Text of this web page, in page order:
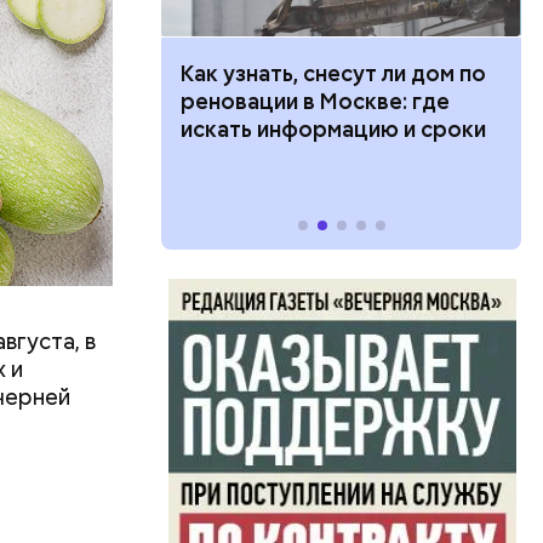
в
и
у
без
день, и
тысяч
при
кто может
нужны
Как узнать, снесут ли дом по
реновации в Москве: где
искать информацию и сроки